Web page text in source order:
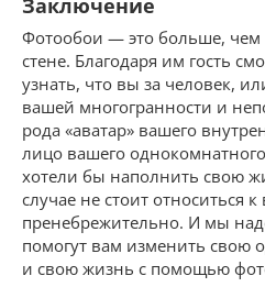
Фотообои — это больше, чем
стене. Благодаря им гость
узнать, что вы за человек,
вашей многогранности и
рода «аватар» вашего
лицо вашего
хотели бы наполнить свою
случае не стоит относиться
пренебрежительно. И мы
помогут вам изменить свою
и свою жизнь с помощью